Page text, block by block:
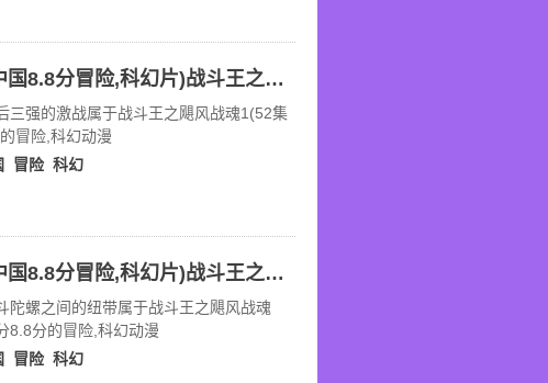
战斗王之飓风战魂1(2012中国8.8分冒险,科幻片)战斗王之飓风战魂1 第12话 12 最后三强的激战
三强的激战属于战斗王之飓风战魂1(52集
冒险,科幻动漫
冒险 科幻
战斗王之飓风战魂1(2012中国8.8分冒险,科幻片)战斗王之飓风战魂1 第10话 10 战斗陀螺之间的纽带
陀螺之间的纽带属于战斗王之飓风战魂
8.8分的冒险,科幻动漫
冒险 科幻